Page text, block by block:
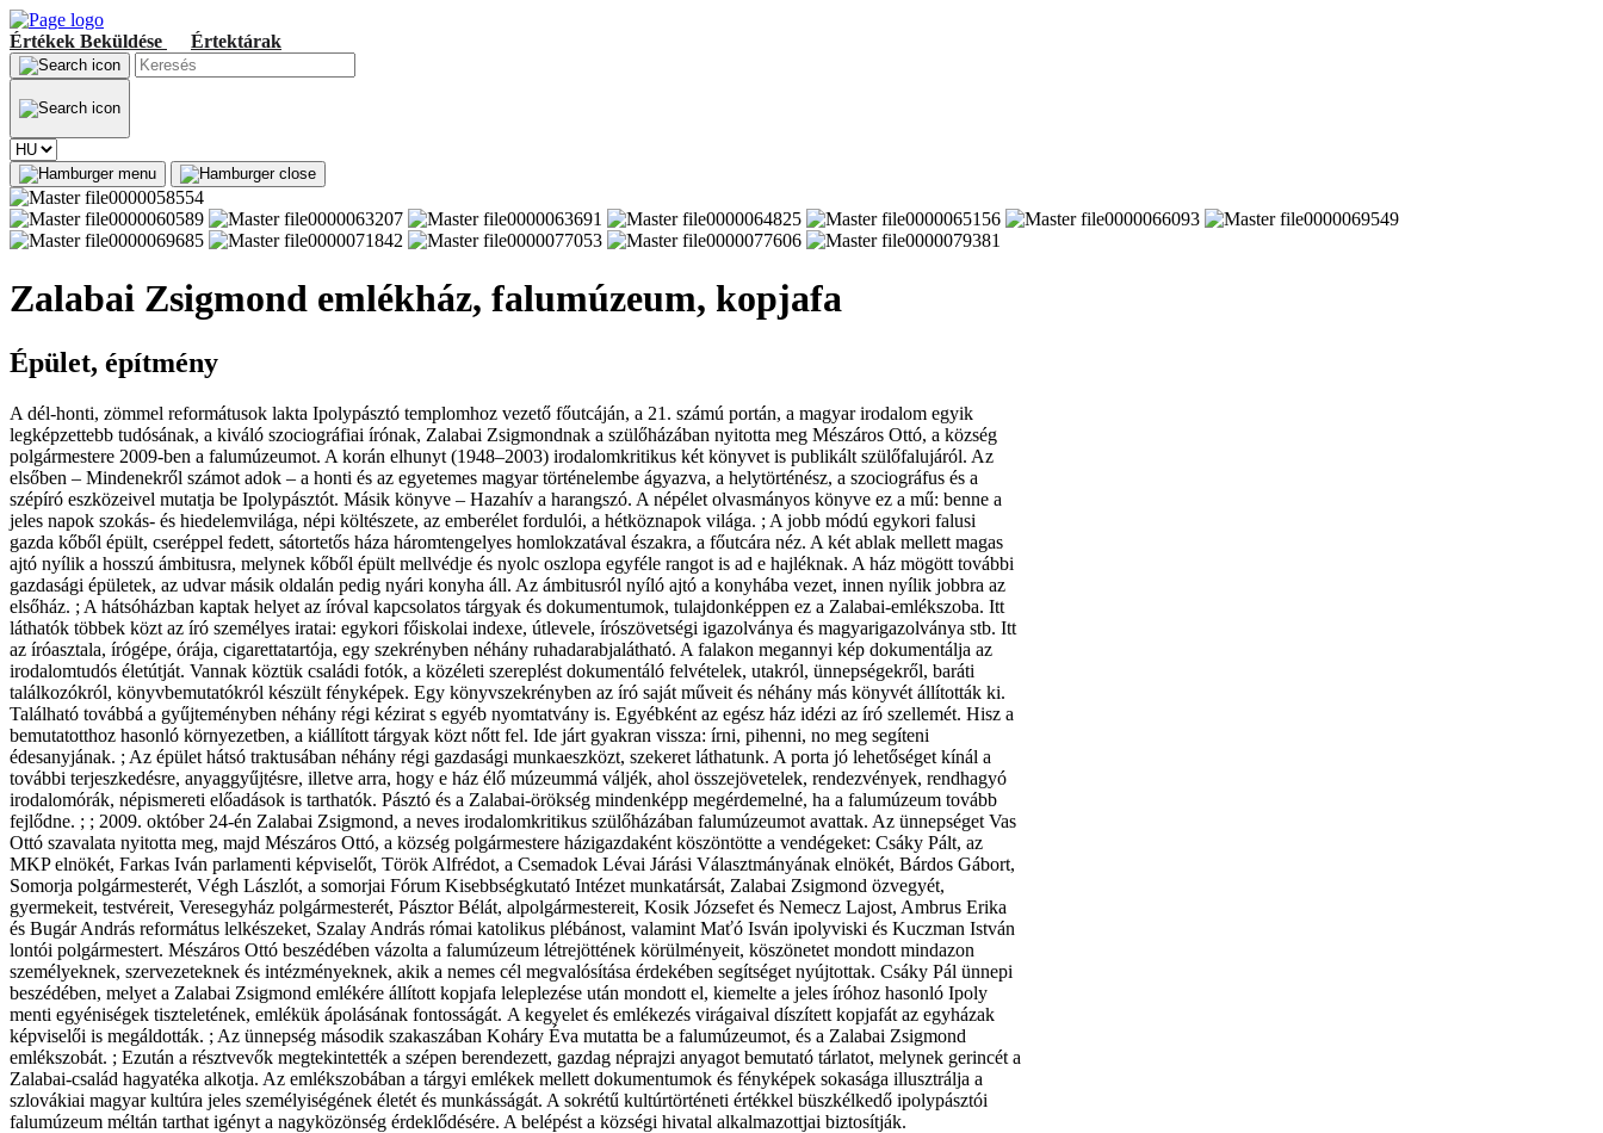
Értékek Beküldése Értektárak
Zalabai Zsigmond emlékház, falumúzeum, kopjafa
Épület, építmény
A dél-honti, zömmel reformátusok lakta Ipolypásztó templomhoz vezető főutcáján, a 21. számú portán, a magyar irodalom egyik
legképzettebb tudósának, a kiváló szociográfiai írónak, Zalabai Zsigmondnak a szülőházában nyitotta meg Mészáros Ottó, a község
polgármestere 2009-ben a falumúzeumot. A korán elhunyt (1948–2003) irodalomkritikus két könyvet is publikált szülőfalujáról. Az
elsőben – Mindenekről számot adok – a honti és az egyetemes magyar történelembe ágyazva, a helytörténész, a szociográfus és a
szépíró eszközeivel mutatja be Ipolypásztót. Másik könyve – Hazahív a harangszó. A népélet olvasmányos könyve ez a mű: benne a
jeles napok szokás- és hiedelemvilága, népi költészete, az emberélet fordulói, a hétköznapok világa. ; A jobb módú egykori falusi
gazda kőből épült, cseréppel fedett, sátortetős háza háromtengelyes homlokzatával északra, a főutcára néz. A két ablak mellett magas
ajtó nyílik a hosszú ámbitusra, melynek kőből épült mellvédje és nyolc oszlopa egyféle rangot is ad e hajléknak. A ház mögött további
gazdasági épületek, az udvar másik oldalán pedig nyári konyha áll. Az ámbitusról nyíló ajtó a konyhába vezet, innen nyílik jobbra az
elsőház. ; A hátsóházban kaptak helyet az íróval kapcsolatos tárgyak és dokumentumok, tulajdonképpen ez a Zalabai-emlékszoba. Itt
láthatók többek közt az író személyes iratai: egykori főiskolai indexe, útlevele, írószövetségi igazolványa és magyarigazolványa stb. Itt
az íróasztala, írógépe, órája, cigarettatartója, egy szekrényben néhány ruhadarabjalátható. A falakon megannyi kép dokumentálja az
irodalomtudós életútját. Vannak köztük családi fotók, a közéleti szereplést dokumentáló felvételek, utakról, ünnepségekről, baráti
találkozókról, könyvbemutatókról készült fényképek. Egy könyvszekrényben az író saját műveit és néhány más könyvét állították ki.
Található továbbá a gyűjteményben néhány régi kézirat s egyéb nyomtatvány is. Egyébként az egész ház idézi az író szellemét. Hisz a
bemutatotthoz hasonló környezetben, a kiállított tárgyak közt nőtt fel. Ide járt gyakran vissza: írni, pihenni, no meg segíteni
édesanyjának. ; Az épület hátsó traktusában néhány régi gazdasági munkaeszközt, szekeret láthatunk. A porta jó lehetőséget kínál a
további terjeszkedésre, anyaggyűjtésre, illetve arra, hogy e ház élő múzeummá váljék, ahol összejövetelek, rendezvények, rendhagyó
irodalomórák, népismereti előadások is tarthatók. Pásztó és a Zalabai-örökség mindenképp megérdemelné, ha a falumúzeum tovább
fejlődne. ; ; 2009. október 24-én Zalabai Zsigmond, a neves irodalomkritikus szülőházában falumúzeumot avattak. Az ünnepséget Vas
Ottó szavalata nyitotta meg, majd Mészáros Ottó, a község polgármestere házigazdaként köszöntötte a vendégeket: Csáky Pált, az
MKP elnökét, Farkas Iván parlamenti képviselőt, Török Alfrédot, a Csemadok Lévai Járási Választmányának elnökét, Bárdos Gábort,
Somorja polgármesterét, Végh Lászlót, a somorjai Fórum Kisebbségkutató Intézet munkatársát, Zalabai Zsigmond özvegyét,
gyermekeit, testvéreit, Veresegyház polgármesterét, Pásztor Bélát, alpolgármestereit, Kosik Józsefet és Nemecz Lajost, Ambrus Erika
és Bugár András református lelkészeket, Szalay András római katolikus plébánost, valamint Maťó Isván ipolyviski és Kuczman István
lontói polgármestert. Mészáros Ottó beszédében vázolta a falumúzeum létrejöttének körülményeit, köszönetet mondott mindazon
személyeknek, szervezeteknek és intézményeknek, akik a nemes cél megvalósítása érdekében segítséget nyújtottak. Csáky Pál ünnepi
beszédében, melyet a Zalabai Zsigmond emlékére állított kopjafa leleplezése után mondott el, kiemelte a jeles íróhoz hasonló Ipoly
menti egyéniségek tiszteletének, emlékük ápolásának fontosságát. A kegyelet és emlékezés virágaival díszített kopjafát az egyházak
képviselői is megáldották. ; Az ünnepség második szakaszában Koháry Éva mutatta be a falumúzeumot, és a Zalabai Zsigmond
emlékszobát. ; Ezután a résztvevők megtekintették a szépen berendezett, gazdag néprajzi anyagot bemutató tárlatot, melynek gerincét a
Zalabai-család hagyatéka alkotja. Az emlékszobában a tárgyi emlékek mellett dokumentumok és fényképek sokasága illusztrálja a
szlovákiai magyar kultúra jeles személyiségének életét és munkásságát. A sokrétű kultúrtörténeti értékkel büszkélkedő ipolypásztói
falumúzeum méltán tarthat igényt a nagyközönség érdeklődésére. A belépést a községi hivatal alkalmazottjai biztosítják.